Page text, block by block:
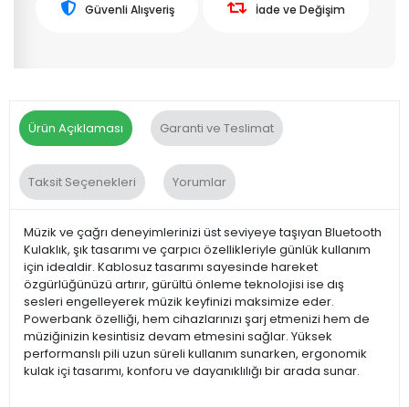
Güvenli Alışveriş İade ve Değişim
Ürün Açıklaması Garanti ve Teslimat
Taksit Seçenekleri Yorumlar
Müzik ve çağrı deneyimlerinizi üst seviyeye taşıyan Bluetooth
Kulaklık, şık tasarımı ve çarpıcı özellikleriyle günlük kullanım
için idealdir. Kablosuz tasarımı sayesinde hareket
özgürlüğünüzü artırır, gürültü önleme teknolojisi ise dış
sesleri engelleyerek müzik keyfinizi maksimize eder.
Powerbank özelliği, hem cihazlarınızı şarj etmenizi hem de
müziğinizin kesintisiz devam etmesini sağlar. Yüksek
performanslı pili uzun süreli kullanım sunarken, ergonomik
kulak içi tasarımı, konforu ve dayanıklılığı bir arada sunar.